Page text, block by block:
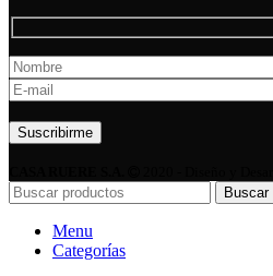
Buscar
Menu
Categorías